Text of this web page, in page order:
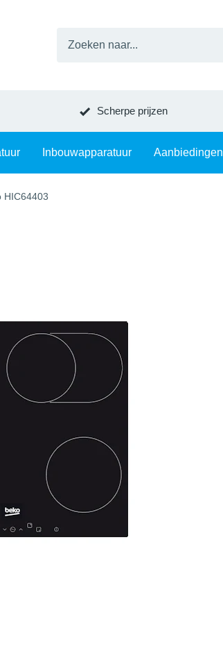
Scherpe prijzen
Inbouwapparatuur Aanbiedingen
HIC64403